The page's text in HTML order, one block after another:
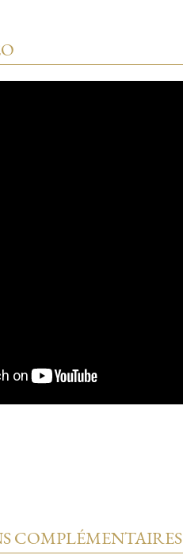
COMPLÉMENTAIRES